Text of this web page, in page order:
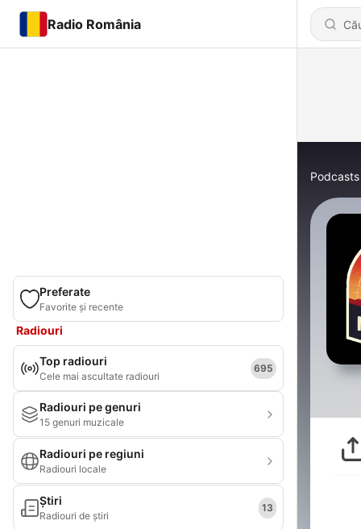
Radio România
Preferate
Favorite și recente
Radiouri
Top radiouri
Cele mai ascultate radiouri
695
Radiouri pe genuri
15 genuri muzicale
Radiouri pe regiuni
Radiouri locale
Știri
Radiouri de știri
13
Podcasts